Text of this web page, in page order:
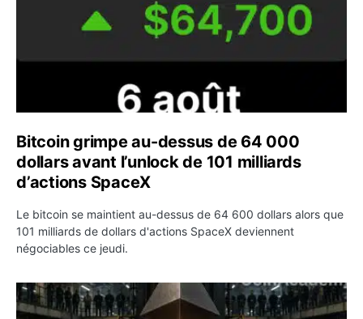
Bitcoin grimpe au-dessus de 64 000
dollars avant l’unlock de 101 milliards
d’actions SpaceX
Le bitcoin se maintient au-dessus de 64 600 dollars alors que
101 milliards de dollars d'actions SpaceX deviennent
négociables ce jeudi.
ETH : Ethereum veut brûler les récompenses des